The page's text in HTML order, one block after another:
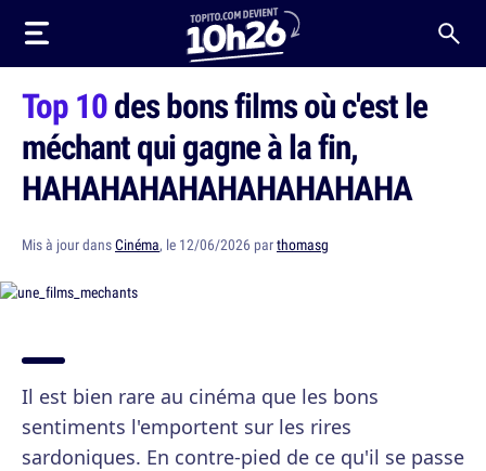
Top 10des bons films où c'est le
méchant qui gagne à la fin,
HAHAHAHAHAHAHAHAHAHA
Mis à jour dansCinéma, le 12/06/2026 parthomasg
Il est bien rare au cinéma que les bons
sentiments l'emportent sur les rires
sardoniques. En contre-pied de ce qu'il se passe